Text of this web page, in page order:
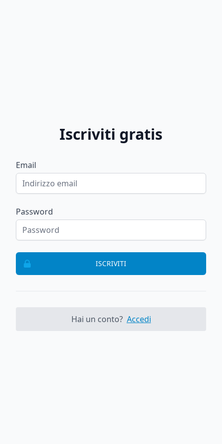
Iscriviti gratis
Email
Password
ISCRIVITI
Hai un conto? Accedi